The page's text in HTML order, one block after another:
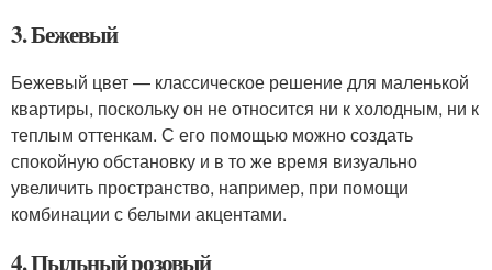
3. Бежевый
Бежевый цвет — классическое решение для маленькой
квартиры, поскольку он не относится ни к холодным, ни к
теплым оттенкам. С его помощью можно создать
спокойную обстановку и в то же время визуально
увеличить пространство, например, при помощи
комбинации с белыми акцентами.
4. Пыльный розовый